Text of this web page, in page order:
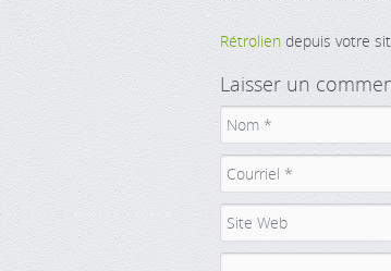
Rétrolien depuis votre
Laisser un